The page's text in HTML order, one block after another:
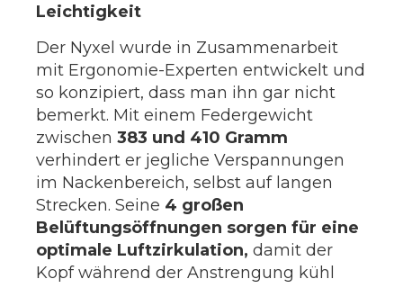
Leichtigkeit
Der Nyxel wurde in Zusammenarbeit
mit Ergonomie-Experten entwickelt und
so konzipiert, dass man ihn gar nicht
bemerkt. Mit einem Federgewicht
zwischen 383 und 410 Gramm
verhindert er jegliche Verspannungen
im Nackenbereich, selbst auf langen
Strecken. Seine 4 großen
Belüftungsöffnungen sorgen für eine
optimale Luftzirkulation, damit der
Kopf während der Anstrengung kühl